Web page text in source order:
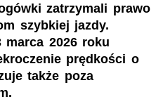
zatrzymali prawo
szybkiej jazdy.
marca 2026 roku
prędkości o
także poza